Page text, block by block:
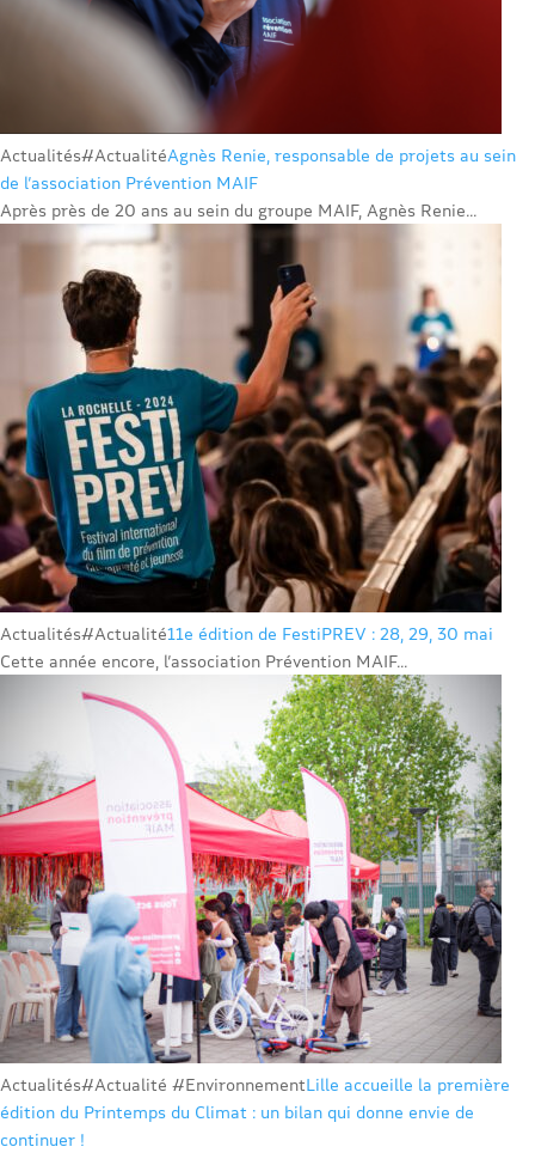
Actualités#ActualitéAgnès Renie, responsable de projets au sein
de l’association Prévention MAIF
Après près de 20 ans au sein du groupe MAIF, Agnès Renie...
Actualités#Actualité11e édition de FestiPREV : 28, 29, 30 mai
Cette année encore, l’association Prévention MAIF...
Actualités#Actualité #EnvironnementLille accueille la première
édition du Printemps du Climat : un bilan qui donne envie de
continuer !